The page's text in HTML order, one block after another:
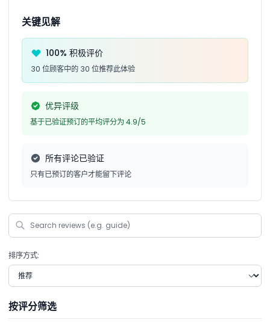
关键见解
100% 积极评价
30 位顾客中的 30 位推荐此体验
优异评级
基于已验证预订的平均评分为 4.9/5
所有评论已验证
只有已预订的客户才能留下评论
排序方式:
按评分筛选